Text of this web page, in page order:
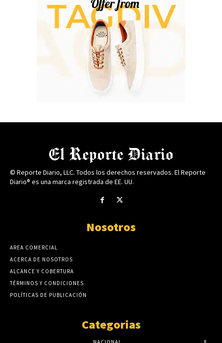
© Reporte Diario, LLC. Todos los derechos reservados. El Reporte
Diario® es una marca registrada de EE. UU.
Nosotros
AREA COMERCIAL
ACERCA DE NOSOTROS
ALCANCE Y COBERTURA
TÉRMINOS Y CONDICIONES
POLÍTICAS DE PUBLICACIÓN
Categorias